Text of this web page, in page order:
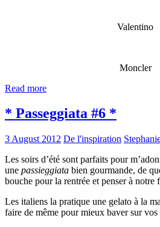
Valentino
Moncler
Read more
* Passeggiata #6 *
3 August 2012 De l'inspiration
Les soirs d’été sont parfaits pour
une passieggiata bien gourmande, de
bouche pour la rentrée et penser à notre
Les italiens la pratique une gelato à la
faire de même pour mieux baver sur vos